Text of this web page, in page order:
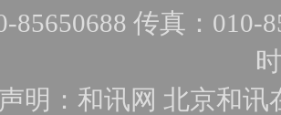
85650688 传真：010-
明：和讯网 北京和